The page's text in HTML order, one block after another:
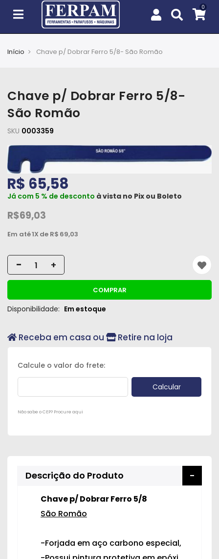
e
Jardim
EPIs
Cobertura
Ferramentas
e
Máquinas
Materiais
de
Materiais
e
Pneumáticos
e
Acessórios
Início Chave p/ Dobrar Ferro 5/8- São Romão
Chave p/ Dobrar Ferro 5/8-
São Romão
SKU 0003359
R$ 65,58
Já com 5 % de desconto à vista no Pix ou Boleto
R$69,03
Em até1X de R$ 69,03
- +
COMPRAR
Disponibilidade: Em estoque
Receba em casa ou Retire na loja
Não sabe o CEP? Procure aqui
Descrição do Produto
Chave p/ Dobrar Ferro 5/8
São Romão
-Forjada em aço carbono especial,